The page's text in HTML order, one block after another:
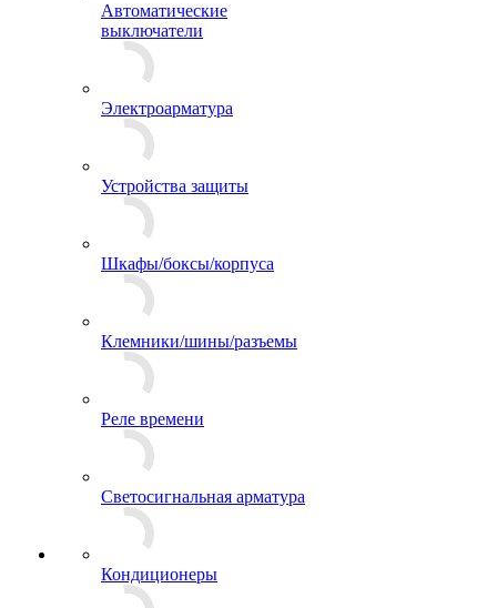
Автоматические
выключатели
Электроарматура
Устройства защиты
Шкафы/боксы/корпуса
Клемники/шины/разъемы
Реле времени
Светосигнальная арматура
Кондиционеры